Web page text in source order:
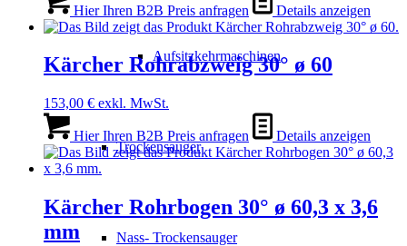
Aufsitzkehrmaschinen
Trockensauger
Nass- Trockensauger
Hier Ihren B2B Preis anfragen Details anzeigen
Kärcher Rohrabzweig 30° ø 60
153,00 € exkl. MwSt.
Hier Ihren B2B Preis anfragen Details anzeigen
Kärcher Rohrbogen 30° ø 60,3 x 3,6
mm